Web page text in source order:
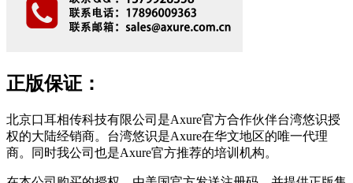
正版保证：
北京口耳相传科技有限公司是Axure官方合作伙伴台湾悠识授
权的大陆经销商。台湾悠识是Axure在华文地区的唯一代理
商。同时我公司也是Axure官方推荐的培训机构。